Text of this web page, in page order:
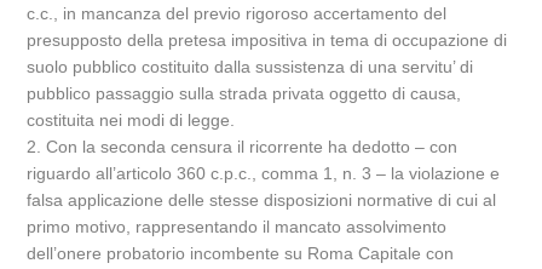
c.c., in mancanza del previo rigoroso accertamento del
presupposto della pretesa impositiva in tema di occupazione di
suolo pubblico costituito dalla sussistenza di una servitu’ di
pubblico passaggio sulla strada privata oggetto di causa,
costituita nei modi di legge.
2. Con la seconda censura il ricorrente ha dedotto – con
riguardo all’articolo 360 c.p.c., comma 1, n. 3 – la violazione e
falsa applicazione delle stesse disposizioni normative di cui al
primo motivo, rappresentando il mancato assolvimento
dell’onere probatorio incombente su Roma Capitale con